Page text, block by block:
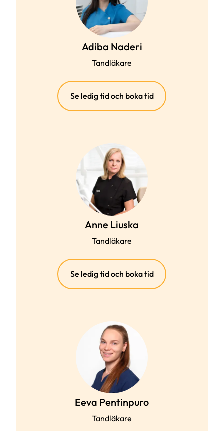
Adiba Naderi
Tandläkare
Se ledig tid och boka tid(extern
länk)
Anne Liuska
Tandläkare
Se ledig tid och boka tid(extern
länk)
Eeva Pentinpuro
Tandläkare